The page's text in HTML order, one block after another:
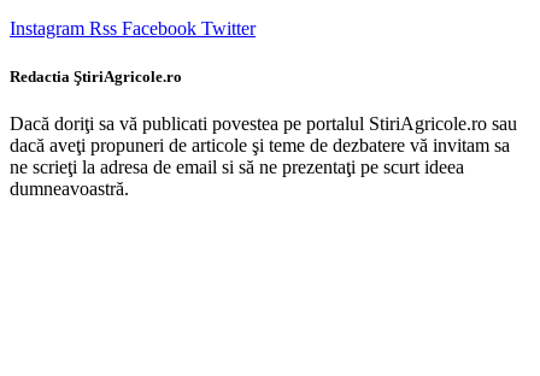
Instagram Rss Facebook Twitter
Redactia ŞtiriAgricole.ro
Dacă doriţi sa vă publicati povestea pe portalul StiriAgricole.ro sau
dacă aveţi propuneri de articole şi teme de dezbatere vă invitam sa
ne scrieţi la adresa de email si să ne prezentaţi pe scurt ideea
dumneavoastră.